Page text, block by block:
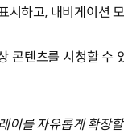
하고, 내비게이션
콘텐츠를 시청할 수
를 자유롭게 확장